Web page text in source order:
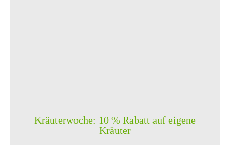
Kräuterwoche: 10 % Rabatt auf eigene
Kräuter